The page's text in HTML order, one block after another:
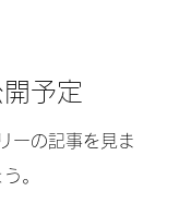
予定
ーの記事を見ま
。